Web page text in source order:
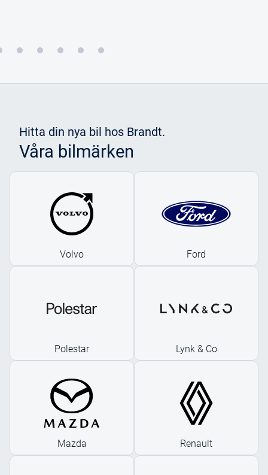
Hitta din nya bil hos Brandt.
Våra bilmärken
Volvo Ford
Polestar Lynk & Co
Mazda Renault